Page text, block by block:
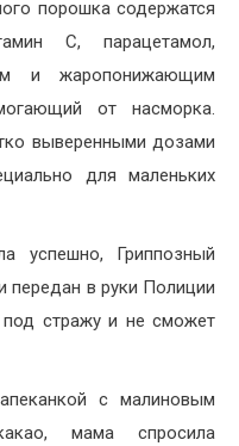
порошка содержатся
C, парацетамол,
и жаропонижающим
от насморка.
выверенными дозами
для маленьких
успешно, Гриппозный
передан в руки Полиции
стражу и не сможет
с малиновым
мама спросила